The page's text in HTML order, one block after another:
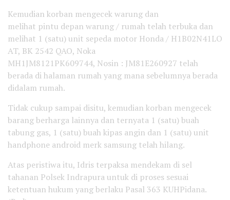
Kemudian korban mengecek warung dan
melihat pintu depan warung / rumah telah terbuka dan
melihat 1 (satu) unit sepeda motor Honda / H1B02N41LO
AT, BK 2542 QAO, Noka
MH1JM8121PK609744, Nosin : JM81E260927 telah
berada di halaman rumah yang mana sebelumnya berada
didalam rumah.
Tidak cukup sampai disitu, kemudian korban mengecek
barang berharga lainnya dan ternyata 1 (satu) buah
tabung gas, 1 (satu) buah kipas angin dan 1 (satu) unit
handphone android merk samsung telah hilang.
Atas peristiwa itu, Idris terpaksa mendekam di sel
tahanan Polsek Indrapura untuk di proses sesuai
ketentuan hukum yang berlaku Pasal 363 KUHPidana.